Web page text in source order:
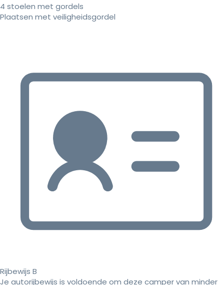
4 stoelen met gordels
Plaatsen met veiligheidsgordel
Rijbewijs B
Je autorijbewijs is voldoende om deze camper van minder